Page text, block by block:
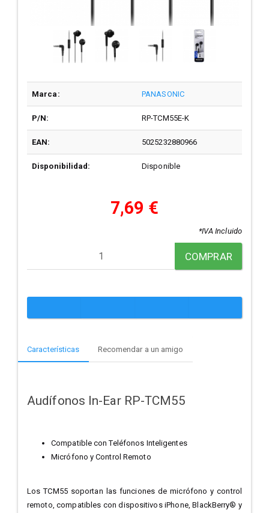
Marca: PANASONIC
P/N: RP-TCM55E-K
EAN: 5025232880966
Disponibilidad: Disponible
7,69 €
*IVA Incluido
COMPRAR
Características Recomendar a un amigo
Audífonos In-Ear RP-TCM55
Compatible con Teléfonos Inteligentes
Micrófono y Control Remoto
Los TCM55 soportan las funciones de micrófono y control
remoto, compatibles con dispositivos iPhone, BlackBerry® y